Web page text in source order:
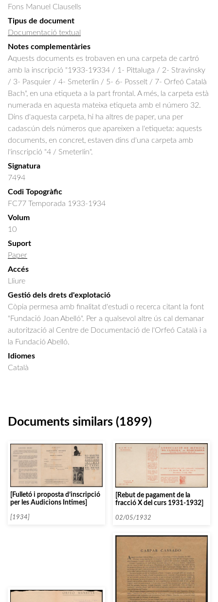
Fons Manuel Clausells
Tipus de document
Documentació textual
Notes complementàries
Aquests documents es trobaven en una carpeta de cartró
amb la inscripció "1933-19334 / 1- Pittaluga / 2- Stravinsky
/ 3- Pasquier / 4- Smeterlin / 5- 6- Posselt / 7- Orfeó Català
Bach", en una etiqueta a la part frontal. A més, la carpeta està
numerada en aquesta mateixa etiqueta amb el número 32.
Dins d'aquesta carpeta, hi ha altres de paper, una per
cadascún dels números que apareixen a l'etiqueta: aquests
documents, en concret, estaven dins d'una carpeta amb
l'inscripció "4 / Smeterlin".
Signatura
7494
Codi Topogràfic
FC77 Temporada 1933-1934
Volum
10
Suport
Paper
Accés
Lliure
Gestió dels drets d'explotació
Còpia permesa amb finalitat d'estudi o recerca citant la font
"Fundació Joan Abelló". Per a qualsevol altre ús cal demanar
autorització al Centre de Documentació de l'Orfeó Català i a
la Fundació Abelló.
Idiomes
Català
Documents similars (1899)
[Fulletó i proposta d’inscripció
per les Audicions Intimes]
[1934]
[Rebut de pagament de la
fracció X del curs 1931-1932]
02/05/1932